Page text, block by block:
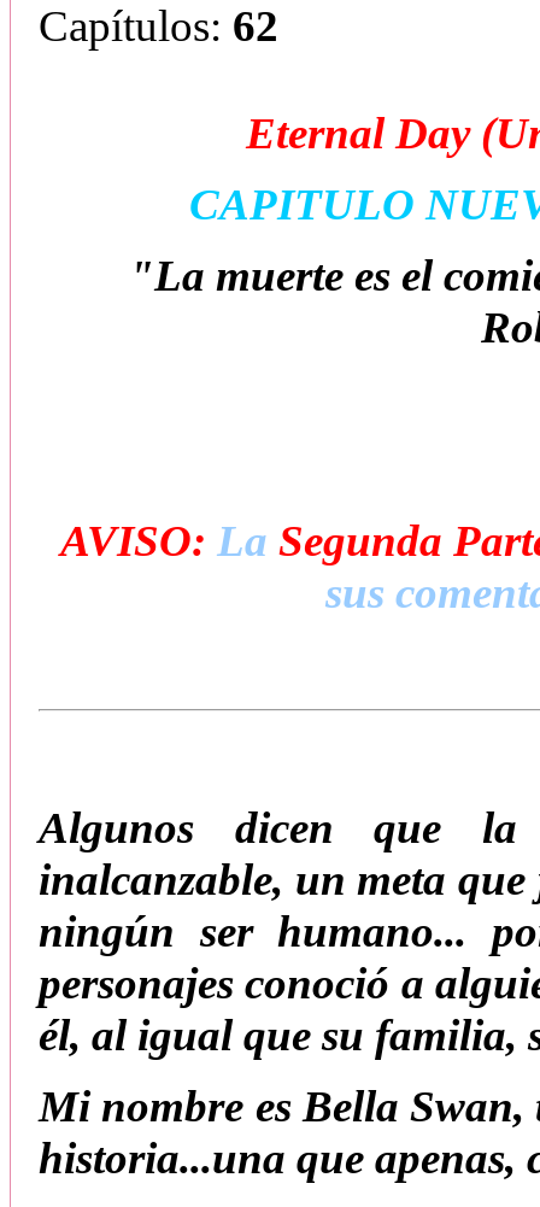
Capítulos: 62
Eternal Day
CAPITULO
"La muerte es el
AVISO: La Segunda
sus
Algunos dicen que
inalcanzable, un meta
ningún ser humano...
personajes conoció a
él, al igual que su familia,
Mi nombre es Bella Swan,
historia...una que apenas,